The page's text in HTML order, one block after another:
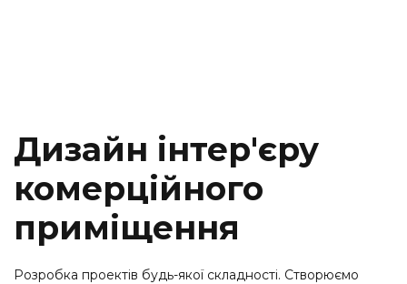
Дизайн інтер'єру
комерційного
приміщення
Розробка проектів будь-якої складності. Створюємо